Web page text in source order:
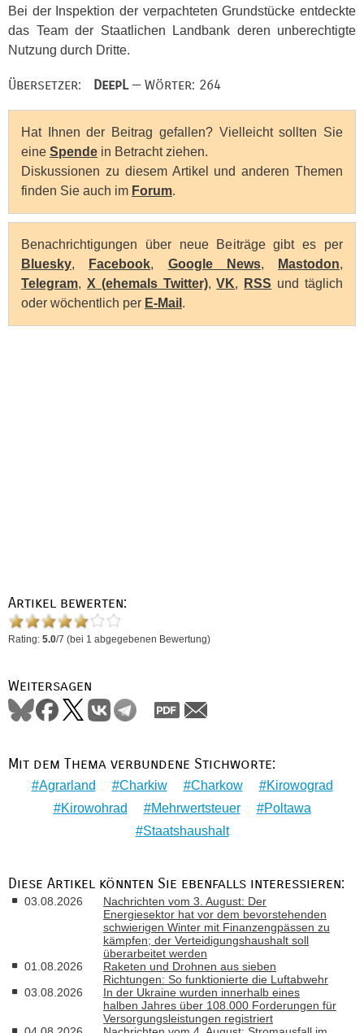
Bei der Inspektion der verpachteten Grundstücke entdeckte
das Team der Staatlichen Landbank deren unberechtigte
Nutzung durch Dritte.
Übersetzer: DeepL— Wörter: 264
Hat Ihnen der Beitrag gefallen? Vielleicht sollten Sie
eine Spende in Betracht ziehen.
Diskussionen zu diesem Artikel und anderen Themen
finden Sie auch im Forum.
Benachrichtigungen über neue Beiträge gibt es per
Bluesky, Facebook, Google News, Mastodon,
Telegram, X (ehemals Twitter),VK, RSS und täglich
oder wöchentlich per E-Mail .
Artikel bewerten:
Rating: 5.0/7 (bei 1 abgegebenen Bewertung)
Weitersagen
Mit dem Thema verbundene Stichworte:
Agrarland Charkiw Charkow
Kirowograd
Kirowohrad
Mehrwertsteuer
Poltawa
Staatshaushalt
Diese Artikel könnten Sie ebenfalls interessieren:
03.08.2026
Nachrichten vom 3. August: Der
Energiesektor hat vor dem bevorstehenden
schwierigen Winter mit Finanzengpässen zu
kämpfen; der Verteidigungshaushalt soll
überarbeitet werden
01.08.2026
Raketen und Drohnen aus sieben
Richtungen: So funktionierte die Luftabwehr
03.08.2026
In der Ukraine wurden innerhalb eines
halben Jahres über 108.000 Forderungen für
Versorgungsleistungen registriert